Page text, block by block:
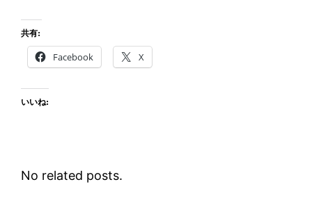
共有:
Facebook X
いいね:
No related posts.